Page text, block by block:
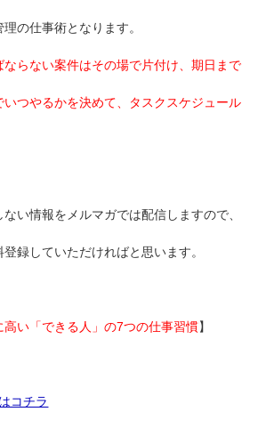
の仕事術となります。
らない案件はその場で片付け、期日まで
つやるかを決めて、タスクスケジュール
い情報をメルマガでは配信しますので、
録していただければと思います。
高い「できる人」の7つの仕事習慣】
コチラ